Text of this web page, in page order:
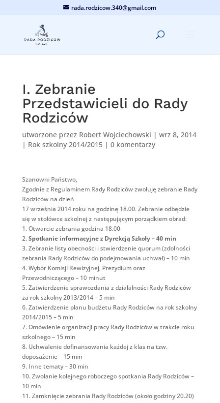
rada.rodzicow.340@gmail.com
I. Zebranie
Przedstawicieli do Rady
Rodziców
utworzone przez Robert Wojciechowski | wrz 8, 2014
| Rok szkolny 2014/2015| 0 komentarzy
Szanowni Państwo,
Zgodnie z Regulaminem Rady Rodziców zwołuję zebranie Rady
Rodziców na dzień
17 września 2014 roku na godzinę 18.00. Zebranie odbędzie
się w stołówce szkolnej z następującym porządkiem obrad:
1. Otwarcie zebrania godzina 18.00
2.Spotkanie informacyjne z Dyrekcją Szkoły – 40 min
3. Zebranie listy obecności i stwierdzenie quorum (zdolności
zebrania Rady Rodziców do podejmowania uchwał) – 10 min
4. Wybór Komisji Rewizyjnej, Prezydium oraz
Przewodniczącego – 10 minut
5. Zatwierdzenie sprawozdania z działalności Rady Rodziców
za rok szkolny 2013/2014 – 5 min
6. Zatwierdzenie planu budżetu Rady Rodziców na rok szkolny
2014/2015 – 5 min
7. Omówienie organizacji pracy Rady Rodziców w trakcie roku
szkolnego – 15 min
8. Uchwalenie dofinansowania każdej z klas na tzw.
doposażenie – 15 min
9. Inne tematy – 30 min
10. Zwołanie kolejnego roboczego spotkania Rady Rodziców –
10 min
11. Zamknięcie zebrania Rady Rodziców (około godziny 20.20)